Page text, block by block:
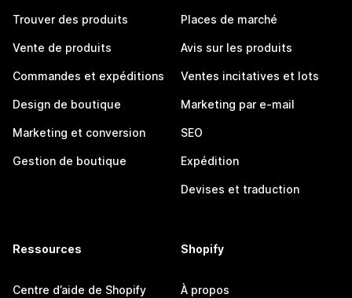
Trouver des produits
Vente de produits
Commandes et expéditions
Design de boutique
Marketing et conversion
Gestion de boutique
Places de marché
Avis sur les produits
Ventes incitatives et lots
Marketing par e-mail
SEO
Expédition
Devises et traduction
Ressources
Centre d’aide de Shopify
Shopify
À propos